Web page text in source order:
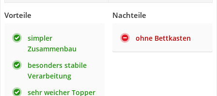
Vorteile
simpler
Zusammenbau
besonders stabile
Verarbeitung
sehr weicher Topper
Nachteile
ohne Bettkasten